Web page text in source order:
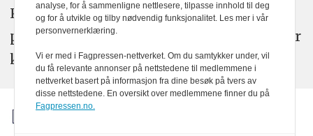
KOM24 arbeider etter Vær Varsom-
plakatens regler for god presseskikk. Her
kan du lese mer omPFUsarbeid.
analyse, for å sammenligne nettlesere, tilpasse innhold til deg
og for å utvikle og tilby nødvendig funksjonalitet. Les mer i vår
personvernerklæring.
Vi er med i Fagpressen-nettverket. Om du samtykker under, vil
du få relevante annonser på nettstedene til medlemmene i
nettverket basert på informasjon fra dine besøk på tvers av
disse nettstedene. En oversikt over medlemmene finner du på
Fagpressen.no.